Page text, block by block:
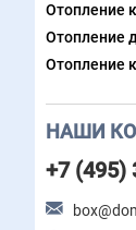
Отопление
Отопление
Отопление
НАШИ
+7 (495)